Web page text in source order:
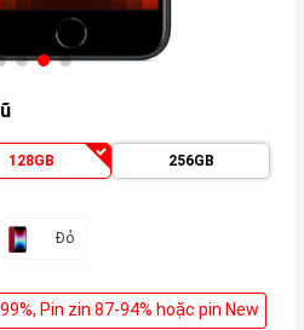
128GB 256GB
Đỏ
Pin zin 87-94% hoặc pin New